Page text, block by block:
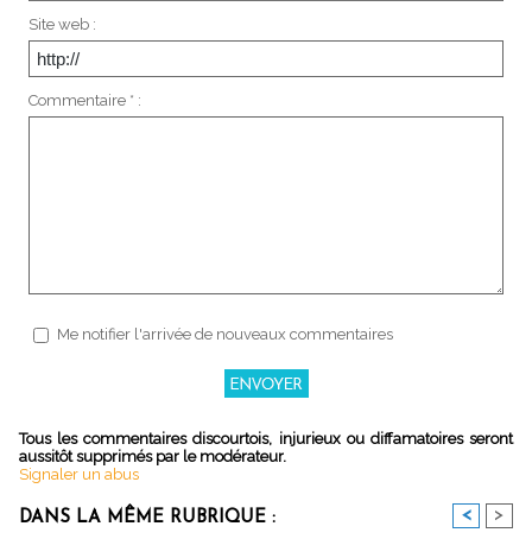
Site web :
Commentaire * :
Me notifier l'arrivée de nouveaux commentaires
Tous les commentaires discourtois, injurieux ou diffamatoires seront
aussitôt supprimés par le modérateur.
Signaler un abus
DANS LA MÊME RUBRIQUE : < >